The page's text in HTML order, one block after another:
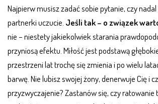
Najpierw musisz zadać sobie pytanie, czy
partnerki uczucie. Jeśli tak – o związek
nie – niestety jakiekolwiek starania
przyniosą efektu. Miłość jest podstawą
przestrzeni lat trochę się zmienia i po wielu
barwę. Nie lubisz swojej żony, denerwuje Cię i
przyzwyczajenie? Zastanów się, czy ratowanie